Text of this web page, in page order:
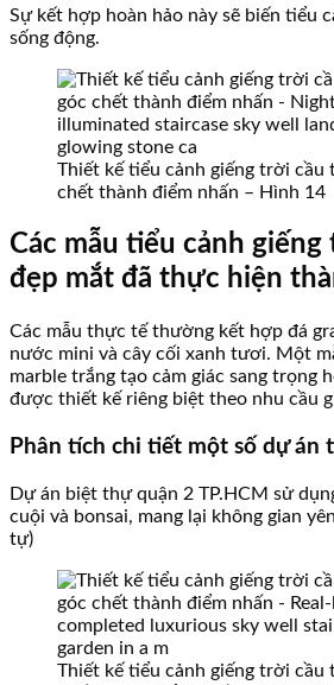
Sự kết hợp hoàn hảo này sẽ biến tiểu
sống động.
Thiết kế tiểu cảnh giếng trời cầu
chết thành điểm nhấn – Hình 14
Các mẫu tiểu cảnh
đẹp mắt đã thực hiện
Các mẫu thực tế thường kết hợp đá
nước mini và cây cối xanh tươi. Một
marble trắng tạo cảm giác sang trọng
được thiết kế riêng biệt theo nhu cầu
Phân tích chi tiết một số dự án
Dự án biệt thự quận 2 TP.HCM sử
cuội và bonsai, mang lại không gian
tự)
Thiết kế tiểu cảnh giếng trời cầu